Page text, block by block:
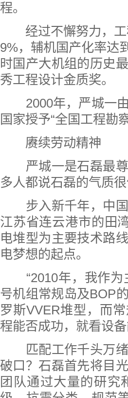
程。
经过不懈努力，工
9%，辅机国产化率达
时国产大机组的历史
秀工程设计金质奖。
2000年，严城一由
国家授予“全国工程勘
赓续劳动精神
严城一是石磊最尊
多人都说石磊的气质
步入新千年，中国
江苏省连云港市的田
电堆型为主要技术路
电梦想的起点。
“2010年，我作为
号机组常规岛及BOP
罗斯VVER堆型，而
程能否成功，就看设
匹配工作千头万绪
破口？石磊首先将目
团队通过大量的研究